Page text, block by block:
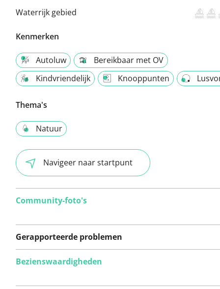
Waterrijk gebied
Kenmerken
Autoluw
Bereikbaar met OV
Kindvriendelijk
Knooppunten
Thema's
Natuur
Navigeer naar startpunt
Community-foto's
Gerapporteerde problemen
Bezienswaardigheden